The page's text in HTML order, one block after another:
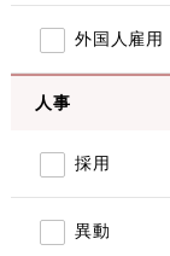
外国人雇用
人事
採用
異動